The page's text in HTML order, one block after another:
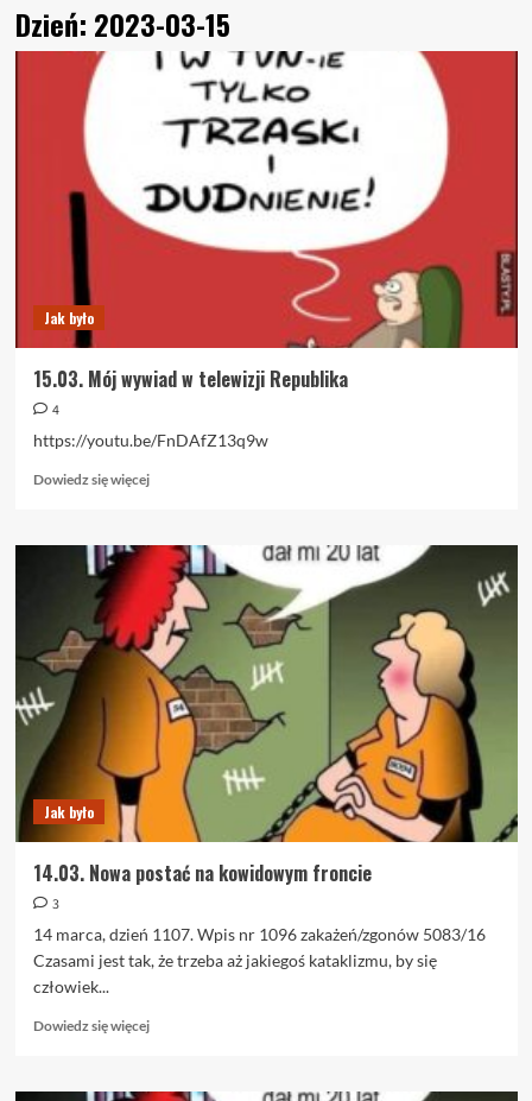
Dzień: 2023-03-15
Jak było
15.03. Mój wywiad w telewizji Republika
4
https://youtu.be/FnDAfZ13q9w
Dowiedz się więcejDowiedz
o
15.03.
Mój
wywiad
w
telewizji
Republika
Jak było
14.03. Nowa postać na kowidowym froncie
3
14 marca, dzień 1107. Wpis nr 1096 zakażeń/zgonów 5083/16
Czasami jest tak, że trzeba aż jakiegoś kataklizmu, by się
człowiek...
Dowiedz się więcejDowiedz
o